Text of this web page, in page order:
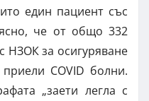
един пациент със
че от общо 332
НЗОК за осигуряване
COVID болни.
„заети легла с